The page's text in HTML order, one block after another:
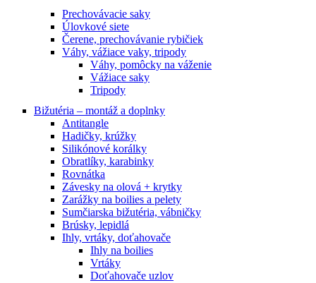
Prechovávacie saky
Úlovkové siete
Čerene, prechovávanie rybičiek
Váhy, vážiace vaky, tripody
Váhy, pomôcky na váženie
Vážiace saky
Tripody
Bižutéria – montáž a doplnky
Antitangle
Hadičky, krúžky
Silikónové korálky
Obratlíky, karabinky
Rovnátka
Závesky na olová + krytky
Zarážky na boilies a pelety
Sumčiarska bižutéria, vábničky
Brúsky, lepidlá
Ihly, vrtáky, doťahovače
Ihly na boilies
Vrtáky
Doťahovače uzlov